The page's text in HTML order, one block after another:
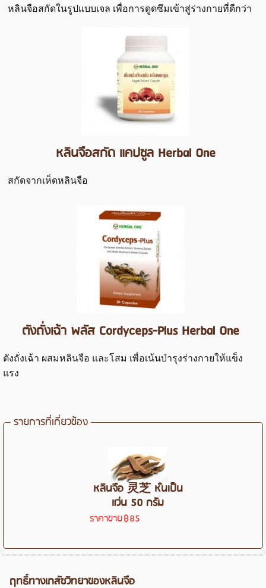
หลินจือสกัดในรูปแบบเจล เพื่อการดูดซึมเข้าสู่ร่างกายที่ดีกว่า
หลินจือสกัด แคปซูล Herbal One
สกัดจากเห็ดหลินจือ
ตังถั่งเฉ้า พลัส Cordyceps-Plus Herbal One
ตังถั่งเฉ้า ผสมหลินจือ และโสม เพื่อเน้นบำรุงร่างกายให้แข็ง
แรง
รายการที่เกี่ยวข้อง
หลินจือ 灵芝 หั่นเป็น
แว่น 50 กรัม
ราคาขาย฿85
ฤทธิ์ทางเภสัชวิทยาของหลินจือ